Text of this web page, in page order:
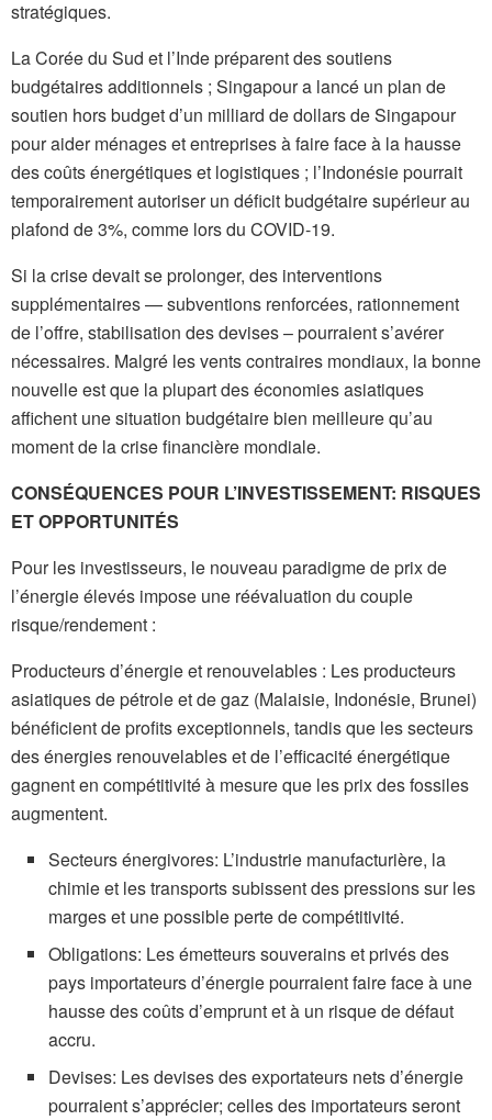
stratégiques.
La Corée du Sud et l’Inde préparent des soutiens
budgétaires additionnels ; Singapour a lancé un plan de
soutien hors budget d’un milliard de dollars de Singapour
pour aider ménages et entreprises à faire face à la hausse
des coûts énergétiques et logistiques ; l’Indonésie pourrait
temporairement autoriser un déficit budgétaire supérieur au
plafond de 3%, comme lors du COVID-19.
Si la crise devait se prolonger, des interventions
supplémentaires — subventions renforcées, rationnement
de l’offre, stabilisation des devises – pourraient s’avérer
nécessaires. Malgré les vents contraires mondiaux, la bonne
nouvelle est que la plupart des économies asiatiques
affichent une situation budgétaire bien meilleure qu’au
moment de la crise financière mondiale.
CONSÉQUENCES POUR L’INVESTISSEMENT: RISQUES
ET OPPORTUNITÉS
Pour les investisseurs, le nouveau paradigme de prix de
l’énergie élevés impose une réévaluation du couple
risque/rendement :
Producteurs d’énergie et renouvelables : Les producteurs
asiatiques de pétrole et de gaz (Malaisie, Indonésie, Brunei)
bénéficient de profits exceptionnels, tandis que les secteurs
des énergies renouvelables et de l’efficacité énergétique
gagnent en compétitivité à mesure que les prix des fossiles
augmentent.
Secteurs énergivores: L’industrie manufacturière, la
chimie et les transports subissent des pressions sur les
marges et une possible perte de compétitivité.
Obligations: Les émetteurs souverains et privés des
pays importateurs d’énergie pourraient faire face à une
hausse des coûts d’emprunt et à un risque de défaut
accru.
Devises: Les devises des exportateurs nets d’énergie
pourraient s’apprécier; celles des importateurs seront